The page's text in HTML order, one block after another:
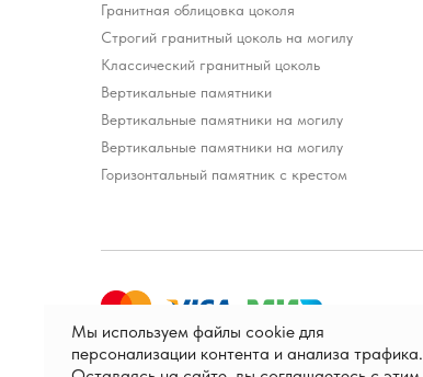
Гранитная облицовка цоколя
Строгий гранитный цоколь на могилу
Классический гранитный цоколь
Вертикальные памятники
Вертикальные памятники на могилу
Вертикальные памятники на могилу
Горизонтальный памятник с крестом
Мы используем файлы cookie для
персонализации контента и анализа трафика.